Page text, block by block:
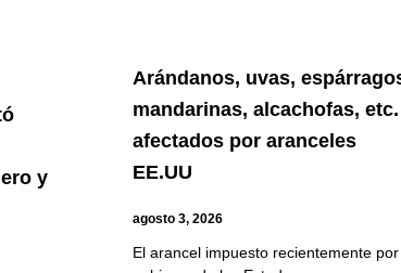
y
Arándanos, uvas,
mandarinas, alcachofas, etc.
afectados por aranceles
EE.UU
agosto 3, 2026
El arancel impuesto recientemente